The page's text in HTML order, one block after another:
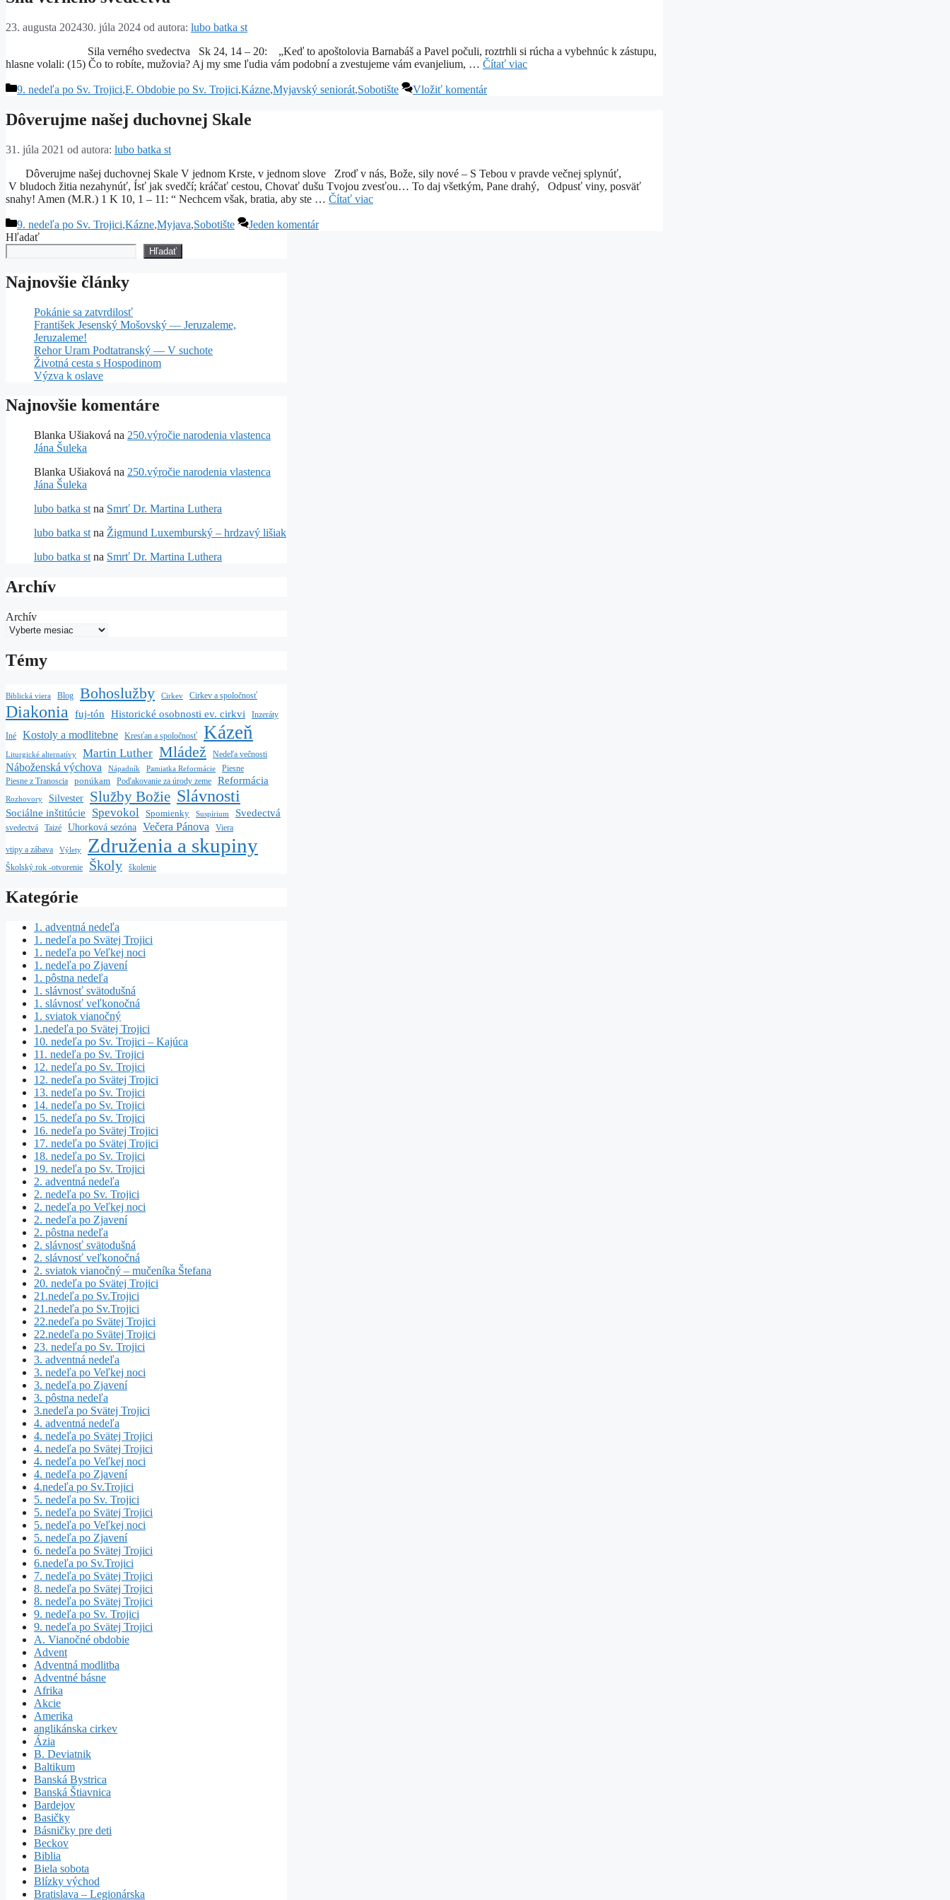
23. augusta 202430. júla 2024 od autora: lubo batka st
Sila verného svedectva Sk 24, 14 – 20: „Keď to apoštolovia Barnabáš a Pavel počuli, roztrhli si rúcha a vybehnúc k zástupu,
hlasne volali: (15) Čo to robíte, mužovia? Aj my sme ľudia vám podobní a zvestujeme vám evanjelium, … Čítať viac
Kategórie
9. nedeľa po Sv. Trojici,F. Obdobie po Sv. Trojici,Kázne,Myjavský seniorát,Sobotište Vložiť komentár
Dôverujme našej duchovnej Skale
31. júla 2021 od autora: lubo batka st
Dôverujme našej duchovnej Skale V jednom Krste, v jednom slove Zroď v nás, Bože, sily nové – S Tebou v pravde večnej splynúť,
V bludoch žitia nezahynúť, Ísť jak svedčí; kráčať cestou, Chovať dušu Tvojou zvesťou… To daj všetkým, Pane drahý, Odpusť viny, posväť
snahy! Amen (M.R.) 1 K 10, 1 – 11: “ Nechcem však, bratia, aby ste … Čítať viac
Kategórie
9. nedeľa po Sv. Trojici,Kázne,Myjava,Sobotište
Jeden komentár
Hľadať
Hľadať
Najnovšie články
Pokánie sa zatvrdilosť
František Jesenský Mošovský — Jeruzaleme,
Jeruzaleme!
Rehor Uram Podtatranský — V suchote
Životná cesta s Hospodinom
Výzva k oslave
Najnovšie komentáre
Blanka Ušiaková na 250.výročie narodenia vlastenca
Jána Šuleka
Blanka Ušiaková na 250.výročie narodenia vlastenca
Jána Šuleka
lubo batka st na Smrť Dr. Martina Luthera
lubo batka st na Žigmund Luxemburský – hrdzavý lišiak
lubo batka st na Smrť Dr. Martina Luthera
Archív
Archív
Témy
Biblická viera Blog Bohoslužby Cirkev Cirkev a spoločnosť
Diakonia fuj-tón Historické osobnosti ev. cirkvi Inzeráty
Iné Kostoly a modlitebne Kresťan a spoločnosť Kázeň
Liturgické alternatívy Martin Luther Mládež Nedeľa večnosti
Náboženská výchova Nápadník Pamiatka Reformácie
Piesne
Piesne z Tranoscia
ponúkam Poďakovanie za úrody zeme Reformácia
Rozhovory Silvester Služby Božie Slávnosti
Sociálne inštitúcie Spevokol Spomienky Suspírium Svedectvá
svedectvá Taizé Uhorková sezóna Večera Pánova Viera
vtipy a zábava Výlety Združenia a skupiny
Školský rok -otvorenie Školy školenie
Kategórie
1. adventná nedeľa
1. nedeľa po Svätej Trojici
1. nedeľa po Veľkej noci
1. nedeľa po Zjavení
1. pôstna nedeľa
1. slávnosť svätodušná
1. slávnosť veľkonočná
1. sviatok vianočný
1.nedeľa po Svätej Trojici
10. nedeľa po Sv. Trojici – Kajúca
11. nedeľa po Sv. Trojici
12. nedeľa po Sv. Trojici
12. nedeľa po Svätej Trojici
13. nedeľa po Sv. Trojici
14. nedeľa po Sv. Trojici
15. nedeľa po Sv. Trojici
16. nedeľa po Svätej Trojici
17. nedeľa po Svätej Trojici
18. nedeľa po Sv. Trojici
19. nedeľa po Sv. Trojici
2. adventná nedeľa
2. nedeľa po Sv. Trojici
2. nedeľa po Veľkej noci
2. nedeľa po Zjavení
2. pôstna nedeľa
2. slávnosť svätodušná
2. slávnosť veľkonočná
2. sviatok vianočný – mučeníka Štefana
20. nedeľa po Svätej Trojici
21.nedeľa po Sv.Trojici
21.nedeľa po Sv.Trojici
22.nedeľa po Svätej Trojici
22.nedeľa po Svätej Trojici
23. nedeľa po Sv. Trojici
3. adventná nedeľa
3. nedeľa po Veľkej noci
3. nedeľa po Zjavení
3. pôstna nedeľa
3.nedeľa po Svätej Trojici
4. adventná nedeľa
4. nedeľa po Svätej Trojici
4. nedeľa po Svätej Trojici
4. nedeľa po Veľkej noci
4. nedeľa po Zjavení
4.nedeľa po Sv.Trojici
5. nedeľa po Sv. Trojici
5. nedeľa po Svätej Trojici
5. nedeľa po Veľkej noci
5. nedeľa po Zjavení
6. nedeľa po Svätej Trojici
6.nedeľa po Sv.Trojici
7. nedeľa po Svätej Trojici
8. nedeľa po Svätej Trojici
8. nedeľa po Svätej Trojici
9. nedeľa po Sv. Trojici
9. nedeľa po Svätej Trojici
A. Vianočné obdobie
Advent
Adventná modlitba
Adventné básne
Afrika
Akcie
Amerika
anglikánska cirkev
Ázia
B. Deviatnik
Baltikum
Banská Bystrica
Banská Štiavnica
Bardejov
Basičky
Básničky pre deti
Beckov
Biblia
Biela sobota
Blízky východ
Bratislava – Legionárska